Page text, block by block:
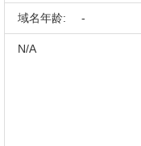
域名年龄: -
N/A